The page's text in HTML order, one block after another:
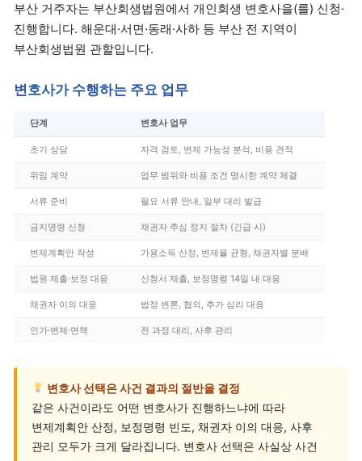
부산 거주자는 부산회생법원에서 개인회생 변호사을(를) 신청·
진행합니다. 해운대·서면·동래·사하 등 부산 전 지역이
부산회생법원 관할입니다.
변호사가 수행하는 주요 업무
단계 변호사 업무
초기 상담 자격 검토, 변제 가능성 분석, 비용 견적
위임 계약 업무 범위와 비용 조건 명시한 계약 체결
서류 준비 필요 서류 안내, 일부 대리 발급
금지명령 신청 채권자 추심 정지 절차 (긴급 시)
변제계획안 작성 가용소득 산정, 변제율 균형, 채권자별 분배
법원 제출·보정 대응 신청서 제출, 보정명령 14일 내 대응
채권자 이의 대응 법정 변론, 협의, 추가 심리 대응
인가·변제·면책 전 과정 대리, 사후 관리
변호사 선택은 사건 결과의 절반을 결정
같은 사건이라도 어떤 변호사가 진행하느냐에 따라
변제계획안 산정, 보정명령 빈도, 채권자 이의 대응, 사후
관리 모두가 크게 달라집니다. 변호사 선택은 사실상 사건